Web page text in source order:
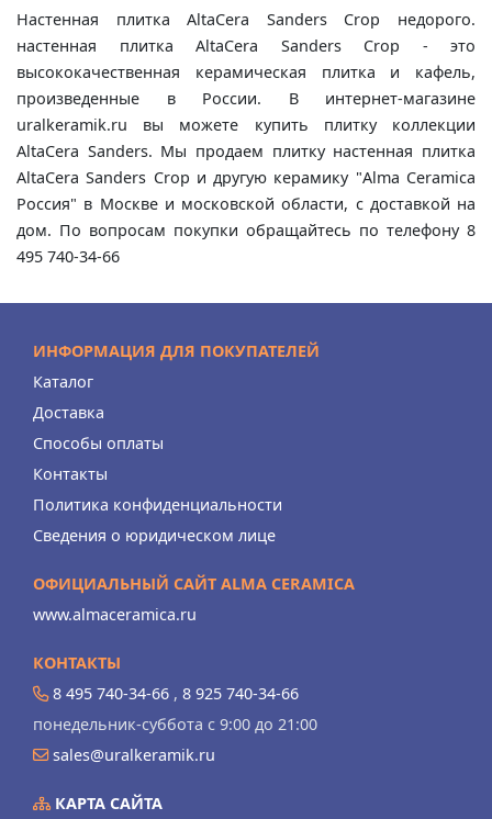
Настенная плитка AltaCera Sanders Crop недорого.
настенная плитка AltaCera Sanders Crop - это
высококачественная керамическая плитка и кафель,
произведенные в России. В интернет-магазине
uralkeramik.ru вы можете купить плитку коллекции
AltaCera Sanders. Мы продаем плитку настенная плитка
AltaCera Sanders Crop и другую керамику "Alma Ceramica
Россия" в Москве и московской области, с доставкой на
дом. По вопросам покупки обращайтесь по телефону 8
495 740-34-66
ИНФОРМАЦИЯ ДЛЯ ПОКУПАТЕЛЕЙ
Каталог
Доставка
Способы оплаты
Контакты
Политика конфиденциальности
Сведения о юридическом лице
ОФИЦИАЛЬНЫЙ САЙТ ALMA CERAMICA
www.almaceramica.ru
КОНТАКТЫ
8 495 740-34-66 , 8 925 740-34-66
понедельник-суббота с 9:00 до 21:00
sales@uralkeramik.ru
КАРТА САЙТА